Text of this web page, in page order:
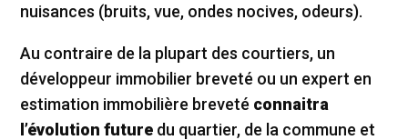
nuisances (bruits, vue, ondes nocives, odeurs).
Au contraire de la plupart des courtiers, un
développeur immobilier breveté ou un expert en
estimation immobilière breveté connaitra
l’évolution future du quartier, de la commune et